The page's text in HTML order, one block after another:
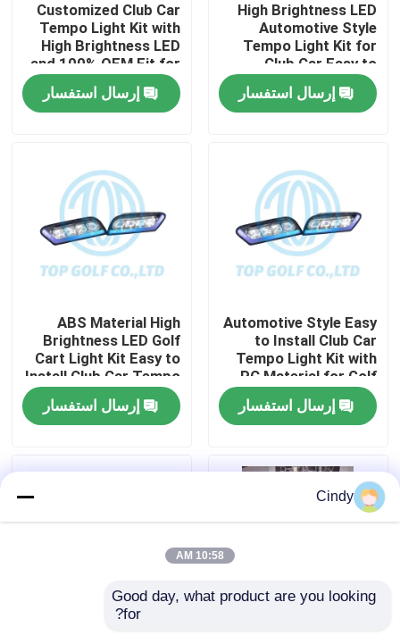
منتجات
معلومات عنا
مراقبة الجودة
اتصل بنا
أخبار
مرايا جانبية لعربة الجولف
High Brightness LED
Automotive Style
Tempo Light Kit for
Club Car Easy to
Install Golf Cart LED
Light Kitإرسال استفسار
Customized Club Car
Tempo Light Kit with
High Brightness LED
and 100% OEM Fit for
Golf Cart
إرسال استفسار
Automotive Style Easy
to Install Club Car
Tempo Light Kit with
PC Material for Golf
Cart LED Light Kit
إرسال استفسار
ABS Material High
Brightness LED Golf
Cart Light Kit Easy to
Install Club Car Tempo
إرسال استفسار
Cindy
10:58 AM
Good day, what product are you looking
for?